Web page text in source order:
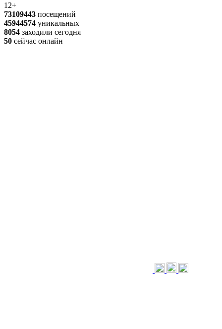
12+
73109443 посещений
45944574 уникальных
8054 заходили сегодня
50 сейчас онлайн